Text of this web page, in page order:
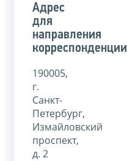
Адрес
для
направления
корреспонденции
190005,
г.
Санкт-
Петербург,
Измайловский
проспект,
д. 2